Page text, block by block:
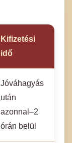
Kifizetési
idő
Jóváhagyás
után
azonnal–2
órán belül